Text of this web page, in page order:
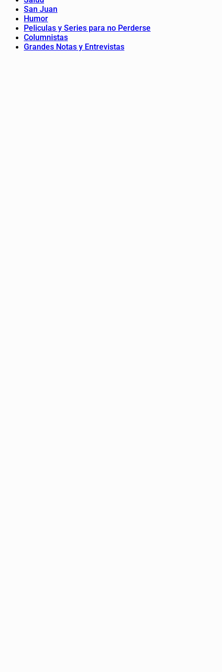
San Juan
Humor
Peliculas y Series para no Perderse
Columnistas
Grandes Notas y Entrevistas